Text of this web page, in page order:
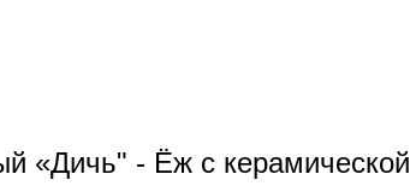
«Дичь" - Ёж с керамической